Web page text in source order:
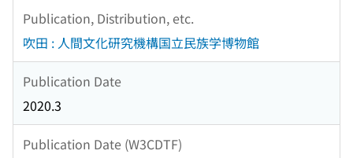
Publication, Distribution, etc.
吹田 : 人間文化研究機構国立民族学博物館
Publication Date
2020.3
Publication Date (W3CDTF)